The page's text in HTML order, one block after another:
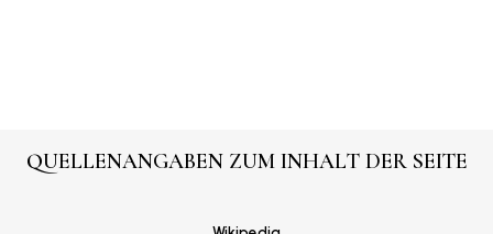
QUELLENANGABEN ZUM INHALT DER SEITE